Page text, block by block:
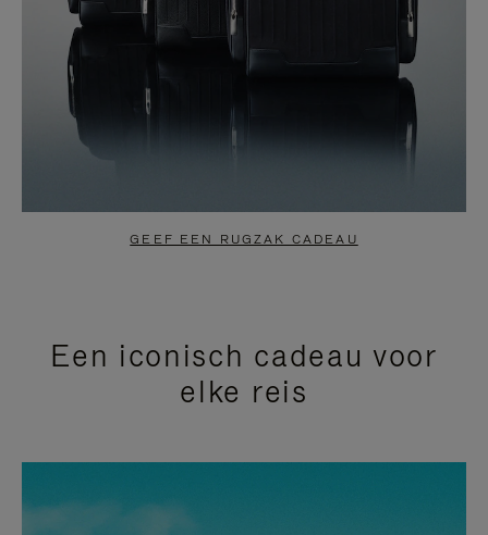
GEEF EEN RUGZAK CADEAU
Een iconisch cadeau voor
elke reis